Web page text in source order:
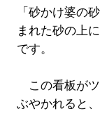
「砂かけ婆の
まれた砂の上
です。
この看板がツ
ぶやかれると